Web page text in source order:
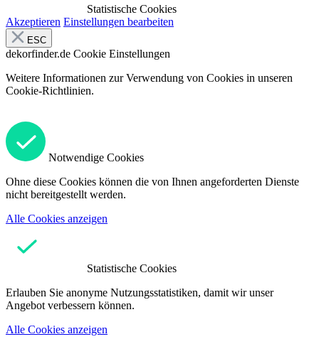
Statistische Cookies
Akzeptieren Einstellungen bearbeiten
ESC
dekorfinder.de Cookie Einstellungen
Weitere Informationen zur Verwendung von Cookies in unseren
Cookie-Richtlinien.
Notwendige Cookies
Ohne diese Cookies können die von Ihnen angeforderten Dienste
nicht bereitgestellt werden.
Alle Cookies anzeigen
Statistische Cookies
Erlauben Sie anonyme Nutzungsstatistiken, damit wir unser
Angebot verbessern können.
Alle Cookies anzeigen